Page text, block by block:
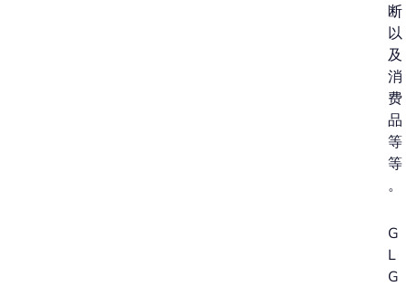
断
以
及
消
费
品
等
等
。
G
L
G